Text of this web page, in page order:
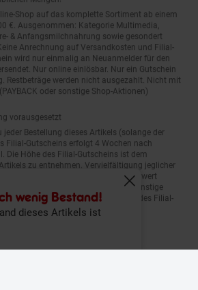
wenig Bestand!
dieses Artikels ist
Fenster
Shop auf das komplette Sortiment ab einem
€. Ausgenommen: Kategorie Multimedia,
& Anfangsmilchnahrung sowie gesondert
Anrechnung auf Versandkosten und Filial-
wird nur einmalig an Neuanmelder für den
Nur online einlösbar. Nur ein Gutschein
Restbeträge werden nicht ausgezahlt. Nicht mit
oder sonstige Shop-Aktionen)
vorausgesetzt
jeder Bestellung dieses Artikels (solange der
Filial-Gutscheins erfolgt 4 Wochen nach
Die Höhe des Filial-Gutscheins ist dem
zu entnehmen. Vervielfältigung jeglicher
Gutschein ist ohne Mindesteinkaufswert
Aktionsvorteilen (PAYBACK oder sonstige
Der jeweilige Gültigkeitszeitraum des Filial-